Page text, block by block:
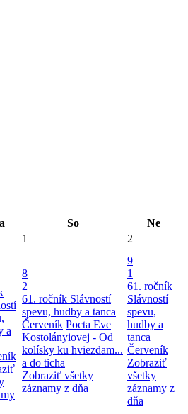
So
Ne
1 2
a
8
2
61. ročník Slávností
spevu, hudby a tanca
Červeník Pocta Eve
Kostolányiovej - Od
kolísky ku hviezdam...
a do ticha
Zobraziť všetky
záznamy z dňa
9
1
61. ročník
Slávností
spevu,
hudby a
tanca
Červeník
Zobraziť
všetky
záznamy z
dňa